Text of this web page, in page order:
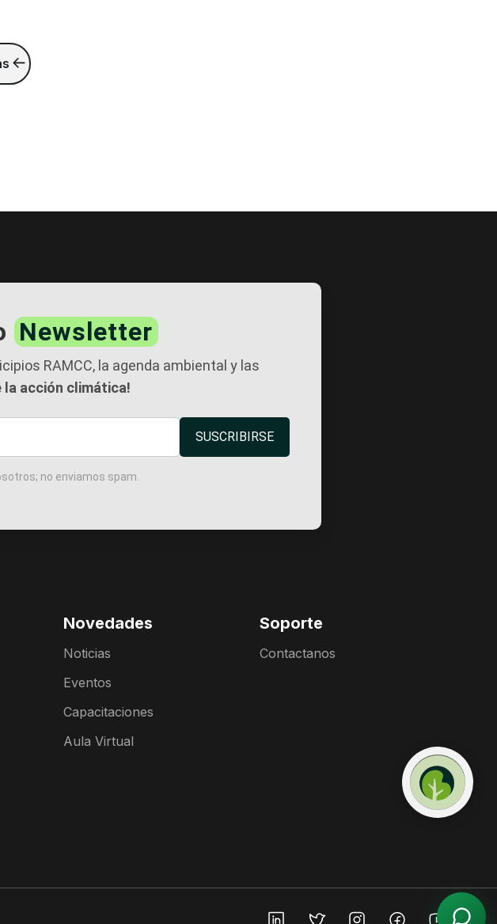
Newsletter
RAMCC, la agenda ambiental y las
la acción climática!
SUSCRIBIRSE
no enviamos spam.
Novedades
Noticias
Eventos
Capacitaciones
Aula Virtual
Soporte
Contactanos